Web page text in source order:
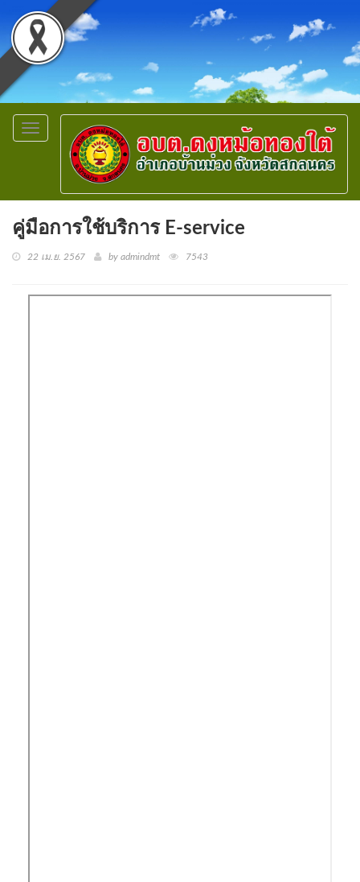
Toggle
navigation
คู่มือการใช้บริการ E-service
22 เม.ย. 2567 by admindmt 7543